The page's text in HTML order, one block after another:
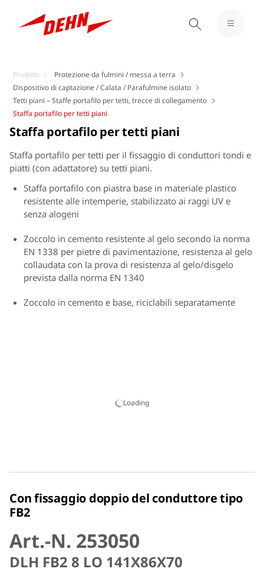
Prodotti
Protezione da fulmini / messa a terra
Dispositivo di captazione / Calata / Parafulmine isolato
Tetti piani – Staffe portafilo per tetti, trecce di collegamento
Staffa portafilo per tetti piani
Loading
Staffa portafilo per tetti piani
Staffa portafilo per tetti per il fissaggio di conduttori tondi e
piatti (con adattatore) su tetti piani.
Staffa portafilo con piastra base in materiale plastico
resistente alle intemperie, stabilizzato ai raggi UV e
senza alogeni
Zoccolo in cemento resistente al gelo secondo la norma
EN 1338 per pietre di pavimentazione, resistenza al gelo
collaudata con la prova di resistenza al gelo/disgelo
prevista dalla norma EN 1340
Zoccolo in cemento e base, riciclabili separatamente
Con fissaggio doppio del conduttore tipo
FB2
Art.-N. 253050
DLH FB2 8 LO 141X86X70